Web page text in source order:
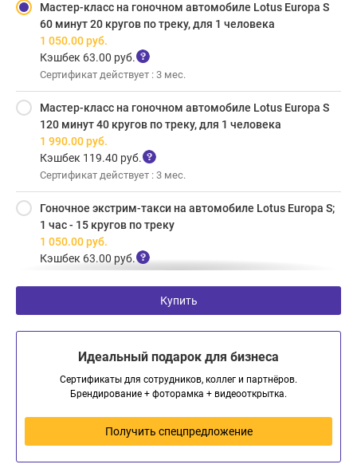
Мастер-класс на гоночном автомобиле Lotus Europa S
60 минут 20 кругов по треку, для 1 человека
1 050.00руб.
Кэшбек 63.00 руб.
Сертификат действует : 3 мес.
Мастер-класс на гоночном автомобиле Lotus Europa S
120 минут 40 кругов по треку, для 1 человека
1 990.00руб.
Кэшбек 119.40 руб.
Сертификат действует : 3 мес.
Гоночное экстрим-такси на автомобиле Lotus Europa S;
1 час - 15 кругов по треку
1 050.00руб.
Кэшбек 63.00 руб.
Купить
Идеальный подарок для бизнеса
Сертификаты для сотрудников, коллег и партнёров.
Брендирование + фоторамка + видеооткрытка.
Получить спецпредложение